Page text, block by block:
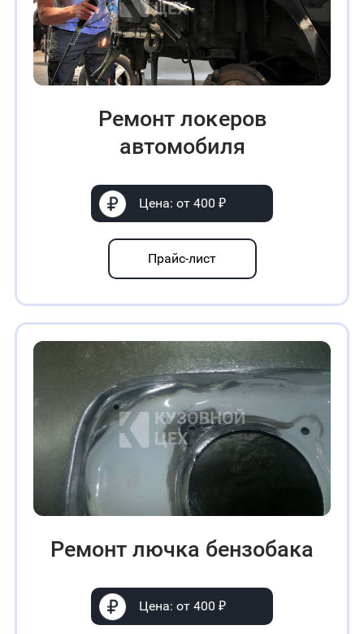
Ремонт лoĸepoв
автомобиля
Цена: от 400 ₽
Прайс-лист
Ремонт лючка бензобака
Цена: от 400 ₽